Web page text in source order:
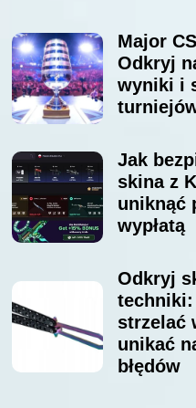
Major
Odkryj
wyniki i
Jak
skina z
uniknąć
wypłatą
Odkryj
strzelać
unikać
błędów